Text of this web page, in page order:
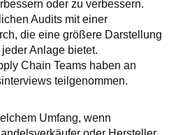
oder zu verbessern.
Audits mit einer
die eine größere Darstellung
Anlage bietet.
Chain Teams haben an
teilgenommen.
Umfang, wenn